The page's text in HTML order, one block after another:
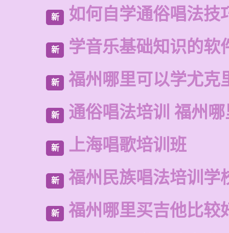
新 如何自学通俗唱法技
新 学音乐基础知识的软
新 福州哪里可以学尤克
新 通俗唱法培训 福州
新 上海唱歌培训班
新 福州民族唱法培训学
新 福州哪里买吉他比较